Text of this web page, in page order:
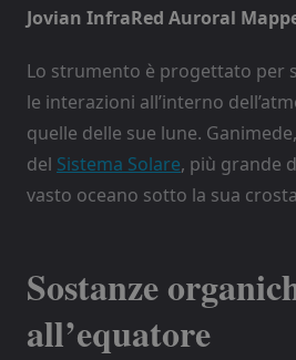
Jovian InfraRed Auroral
Lo strumento è progettato per
le interazioni all’interno
quelle delle sue lune.
del Sistema Solare, più grande
vasto oceano sotto la sua
Sostanze
all’equatore